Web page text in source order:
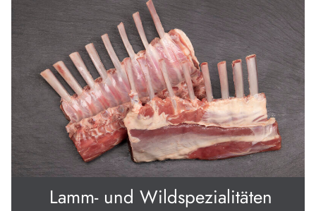
Lamm- und Wildspezialitäten